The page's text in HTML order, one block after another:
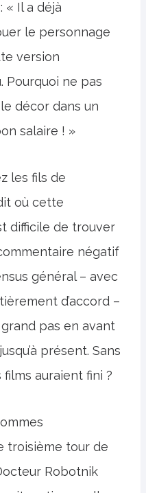
« Il a déjà
le personnage
version
Pourquoi ne pas
décor dans un
salaire ! »
les fils de
où cette
difficile de trouver
négatif
général – avec
d’accord –
pas en avant
présent. Sans
auraient fini ?
troisième tour de
Robotnik